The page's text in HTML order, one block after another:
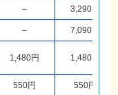
– 3,290円
– 7,090円
1,480円 1,480円
550円 550円